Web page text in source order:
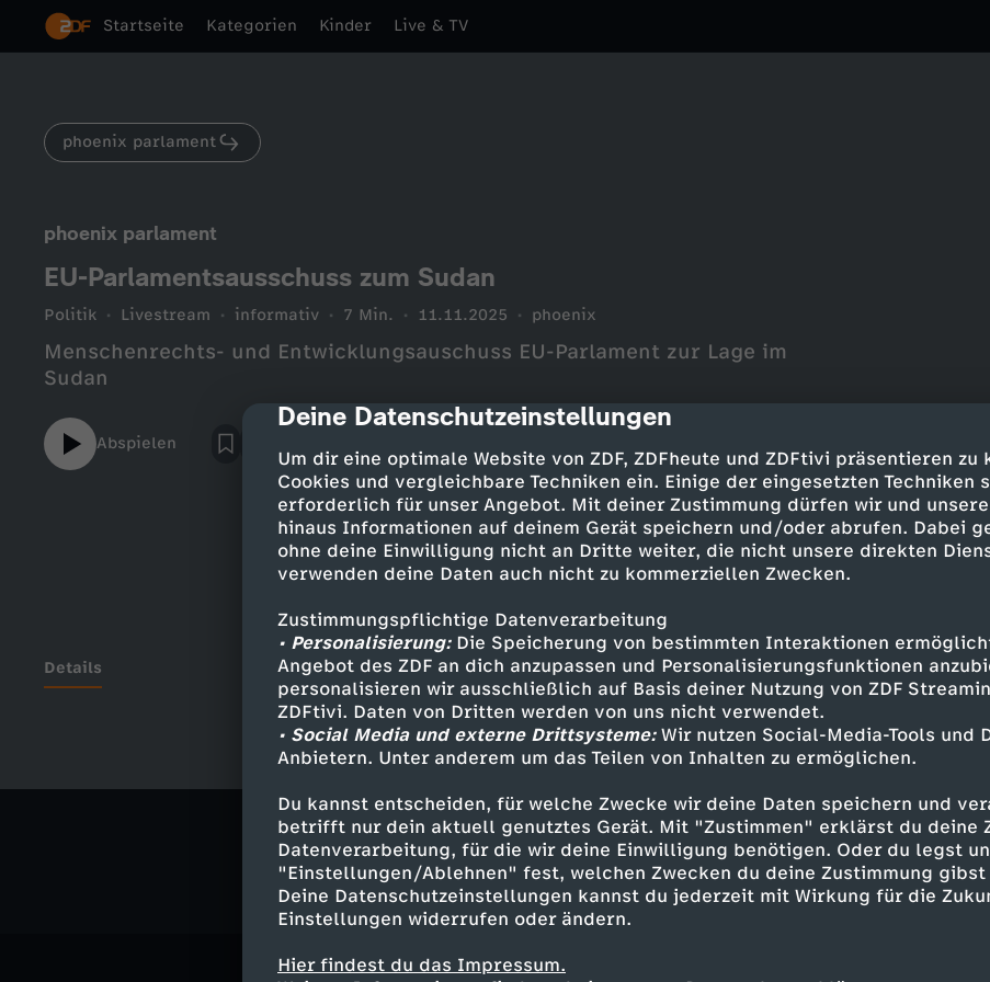
cmp-dialog-description
Deine Datenschutzeinstellungen
Um dir eine optimale Website von ZDF, ZDFheute und ZDFtivi präsentieren zu
Cookies und vergleichbare Techniken ein. Einige der eingesetzten Techniken
erforderlich für unser Angebot. Mit deiner Zustimmung dürfen wir und
hinaus Informationen auf deinem Gerät speichern und/oder abrufen. Dabei
ohne deine Einwilligung nicht an Dritte weiter, die nicht unsere direkten
verwenden deine Daten auch nicht zu kommerziellen Zwecken.
Zustimmungspflichtige Datenverarbeitung
• Personalisierung:Die Speicherung von bestimmten Interaktionen
Angebot des ZDF an dich anzupassen und Personalisierungsfunktionen
personalisieren wir ausschließlich auf Basis deiner Nutzung von ZDF
ZDFtivi. Daten von Dritten werden von uns nicht verwendet.
• Social Media und externe Drittsysteme:Wir nutzen Social-Media-Tools und
Anbietern. Unter anderem um das Teilen von Inhalten zu ermöglichen.
Du kannst entscheiden, für welche Zwecke wir deine Daten speichern und
betrifft nur dein aktuell genutztes Gerät. Mit "Zustimmen" erklärst du deine
Datenverarbeitung, für die wir deine Einwilligung benötigen. Oder du legst
"Einstellungen/Ablehnen" fest, welchen Zwecken du deine Zustimmung
Deine Datenschutzeinstellungen kannst du jederzeit mit Wirkung für die
Einstellungen widerrufen oder ändern.
Hier findest du das Impressum.
Startseite Kategorien Kinder Live & TV
phoenix parlament
phoenix parlament
EU-Parlamentsausschuss zum Sudan
Politik Livestream informativ 7 Min. 11.11.2025 phoenix
Menschenrechts- und Entwicklungsauschuss EU-Parlament zur Lage im
Sudan
Abspielen
Details
Ähnliche Inhalte entdecken
Politik Livestream informativ phoenix parlament